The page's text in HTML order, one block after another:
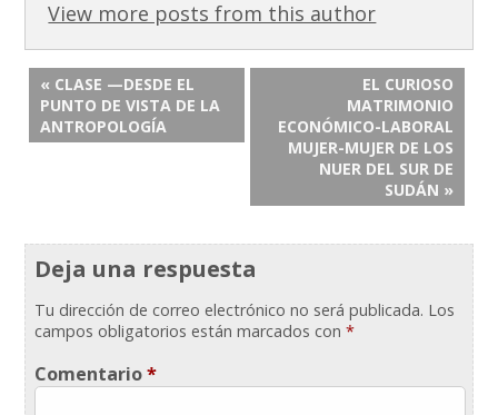
View more posts from this author
« CLASE —DESDE EL
PUNTO DE VISTA DE LA
ANTROPOLOGÍA
EL CURIOSO
MATRIMONIO
ECONÓMICO-LABORAL
MUJER-MUJER DE LOS
NUER DEL SUR DE
SUDÁN »
Deja una respuesta
Tu dirección de correo electrónico no será publicada. Los
campos obligatorios están marcados con*
Comentario*